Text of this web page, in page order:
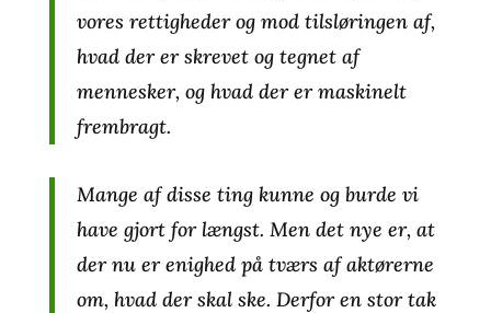
vores rettigheder og mod tilsløringen af,
hvad der er skrevet og tegnet af
mennesker, og hvad der er maskinelt
frembragt.
Mange af disse ting kunne og burde vi
have gjort for længst. Men det nye er, at
der nu er enighed på tværs af aktørerne
om, hvad der skal ske. Derfor en stor tak